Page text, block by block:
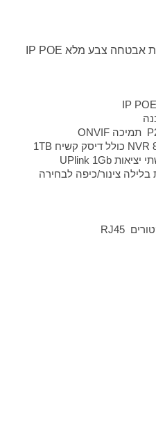
מערכת 8 מצלמות אבטחה צבע מלא IP POE
בלילה צינור/כיפה לבחירה